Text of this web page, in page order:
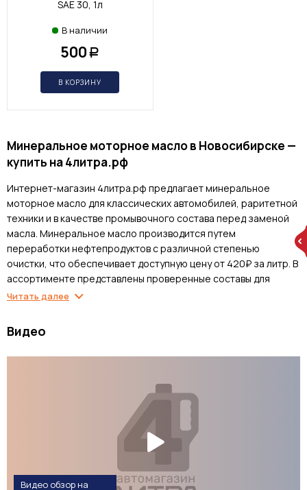
SAE 30, 1л
В наличии
500 Р
В КОРЗИНУ
Минеральное моторное масло в Новосибирске —
купить на 4литра.рф
Интернет-магазин 4литра.рф предлагает минеральное
моторное масло для классических автомобилей, раритетной
техники и в качестве промывочного состава перед заменой
масла. Минеральное масло производится путем
переработки нефтепродуктов с различной степенью
очистки, что обеспечивает доступную цену от 420₽ за литр. В
ассортименте представлены проверенные составы для
двухтактных и четырехтактных двигателей, включая
производства старых годов выпуска, сельхозтехники и
промышленного оборудования с простыми конструкциями
Применение и особенности минеральных масел
Минеральное моторное масло рекомендуется для
двигателей с большим пробегом и увеличенными зазорами,
где синтетика может давать повышенный расход на угар.
износ деталей и обеспечивает необходимую толщину
Читать далее
Видео
Видео обзор на